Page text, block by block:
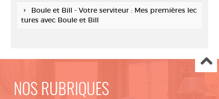
Boule et Bill - Votre serviteur : Mes premières lec
tures avec Boule et Bill
NOS RUBRIQUES